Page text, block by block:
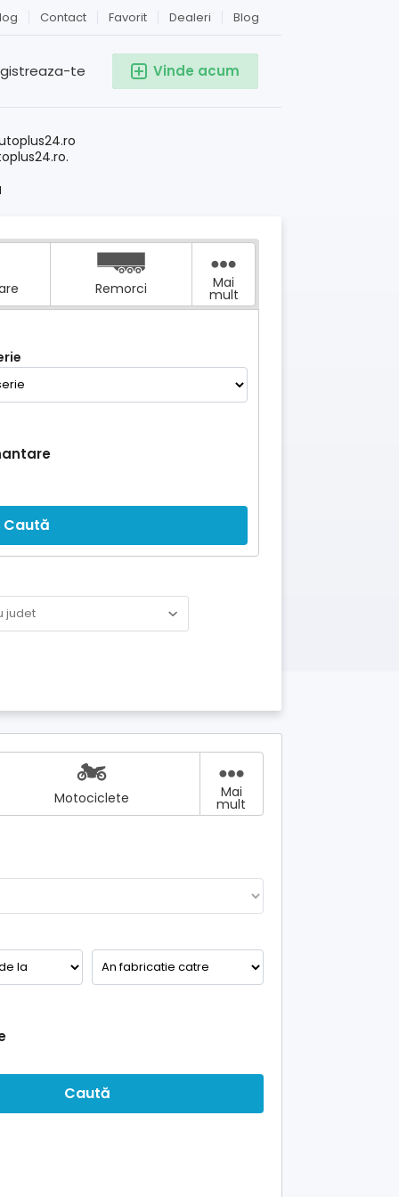
Blog
Dealeri
Favorit
Contact
Vinde acum
te
Remorci Mai
mult
Caută
Motociclete Mai
mult
Caută